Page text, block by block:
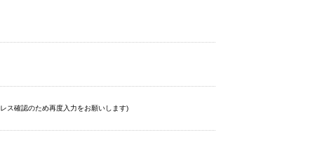
レス確認のため再度入力をお願いします)